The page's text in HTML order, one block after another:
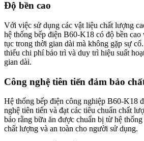
Độ bền cao
Với việc sử dụng các vật liệu chất lượng
hệ thống bếp điện B60-K18 có độ bền cao
tục trong thời gian dài mà không gặp sự
thiểu chi phí bảo trì và duy trì hiệu suất
gian dài.
Công nghệ tiên tiến đảm bảo
Hệ thống bếp điện công nghiệp B60-K18
nghệ tiên tiến và đạt các tiêu chuẩn chất
bảo rằng bữa ăn được chuẩn bị từ hệ
chất lượng và an toàn cho người sử dụng.